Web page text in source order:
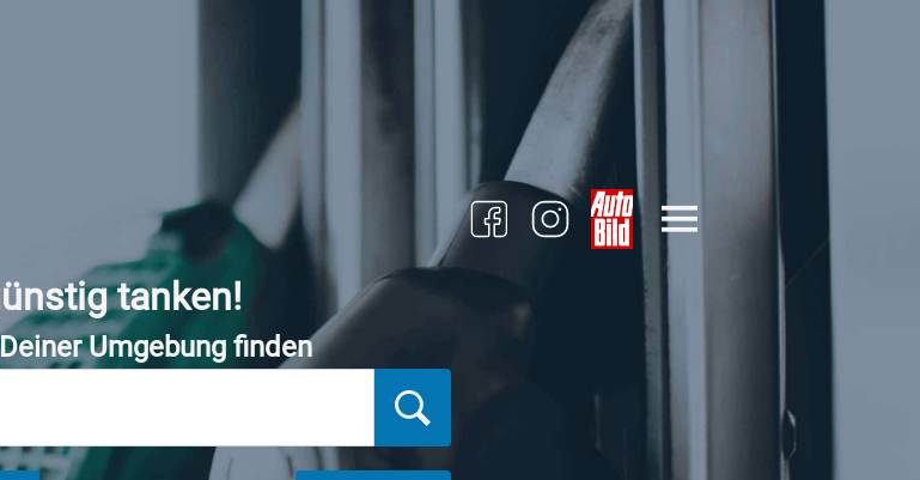
tanken!
Umgebung finden